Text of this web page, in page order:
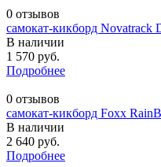
0 отзывов
самокат-кикборд Novatrack
В наличии
1 570 руб.
Подробнее
0 отзывов
самокат-кикборд Foxx
В наличии
2 640 руб.
Подробнее